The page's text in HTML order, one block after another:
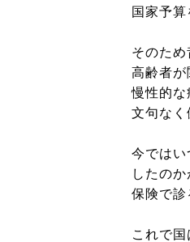
国家予
そのため
高齢者が
慢性的な
文句なく
今ではい
したの
保険で診
これで